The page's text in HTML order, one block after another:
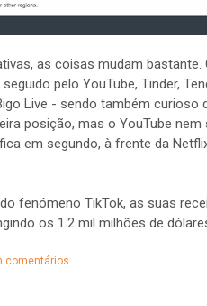
as coisas mudam
pelo YouTube, Tinder,
Live - sendo também curioso
posição, mas o YouTube
em segundo, à frente da
fenómeno TikTok, as suas
os 1.2 mil milhões de
comentários